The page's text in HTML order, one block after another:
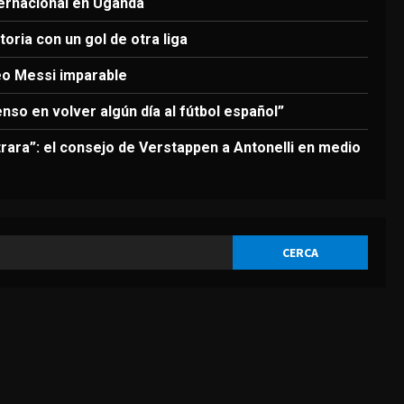
4
DEPORTES
Agosto 6, 2026
5
DEPORTES
Agosto 6, 2026
con un gol de otra liga
Messi imparable
en volver algún día al fútbol español”
el consejo de Verstappen a Antonelli en medio